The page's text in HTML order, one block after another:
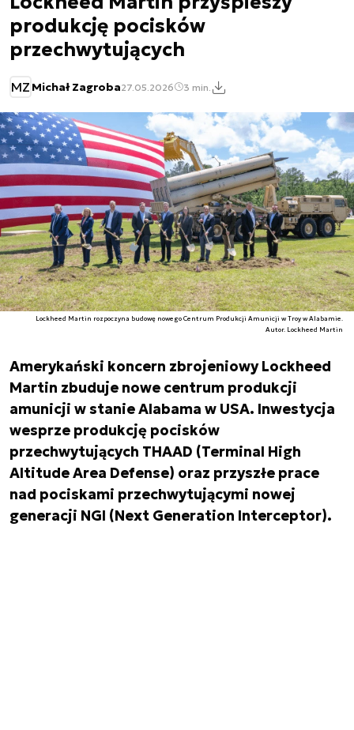
produkcję pocisków
przechwytujących
MZ Michał Zagroba27.05.2026 3 min.
Lockheed Martin rozpoczyna budowę nowego Centrum Produkcji Amunicji w Troy w Alabamie.
Autor. Lockheed Martin
Amerykański koncern zbrojeniowy Lockheed
Martin zbuduje nowe centrum produkcji
amunicji w stanie Alabama w USA. Inwestycja
wesprze produkcję pocisków
przechwytujących THAAD (Terminal High
Altitude Area Defense) oraz przyszłe prace
nad pociskami przechwytującymi nowej
generacji NGI (Next Generation Interceptor).